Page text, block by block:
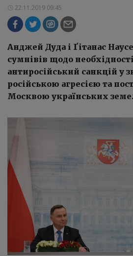
22.11.2019 09:45
Анджей Дуда і Ґітанас
сумнівів щодо
антиросійський санкцій у
російською агресією та
Москвою українських